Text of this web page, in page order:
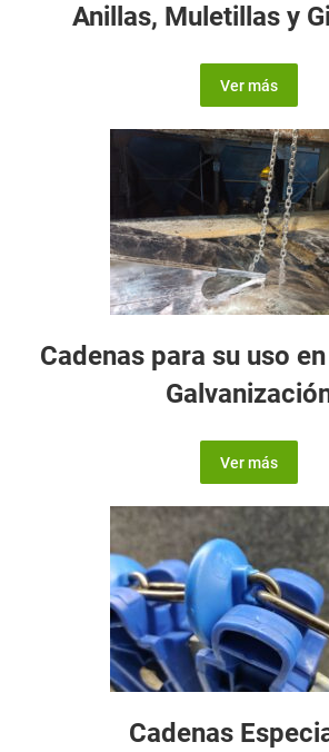
Anillas, Muletillas y
Ver más
Cadenas para su uso
Ver más
Cadenas